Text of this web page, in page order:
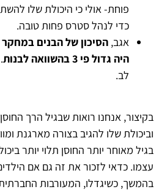
פוחת- אולי כי היכולת שלו
כדי לנהל סטרס פחות טובה.
אגב,הסיכון של הבנים
היה גדול פי 3 בהשוואה לבנות
לב.
בקיצור, אנחנו רואות שבגיל הרך
וביכולת שלו להגיב בצורה מארגנת
בגיל מאוחר יותר החוסן תלוי יותר
עצמו. כדאי לזכור את זה גם אם
בהמשך, כשיגדלו, המעורבות